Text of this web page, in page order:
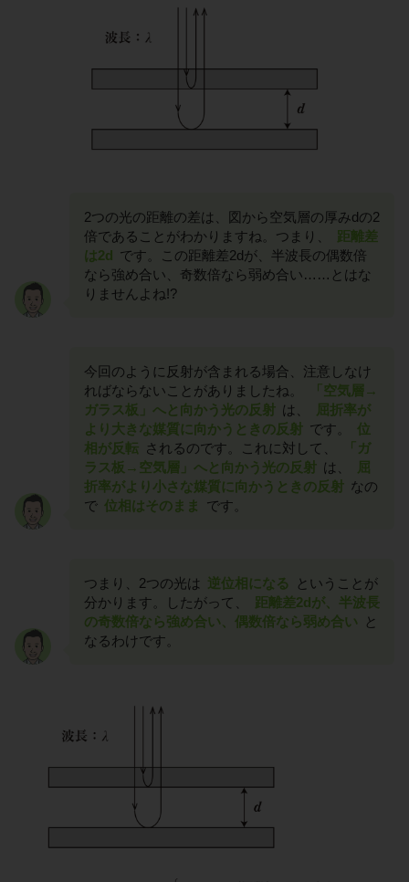
2つの光の距離の差は、図から空気層の厚みdの2
倍であることがわかりますね。つまり、
距離差
は2d です。この距離差2dが、半波長の偶数倍
なら強め合い、奇数倍なら弱め合い……とはな
りませんよね!?
今回のように反射が含まれる場合、注意しなけ
ればならないことがありましたね。
「空気層→
ガラス板」へと向かう光の反射 は、
屈折率が
より大きな媒質に向かうときの反射 です。
位
相が反転 されるのです。これに対して、
「ガ
ラス板→空気層」へと向かう光の反射 は、
屈
折率がより小さな媒質に向かうときの反射 なの
で 位相はそのまま です。
つまり、2つの光は 逆位相になる
ということが
分かります。したがって、
距離差2dが、半波長
の奇数倍なら強め合い、偶数倍なら弱め合い
と
なるわけです。